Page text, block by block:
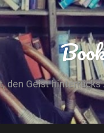
den Geist